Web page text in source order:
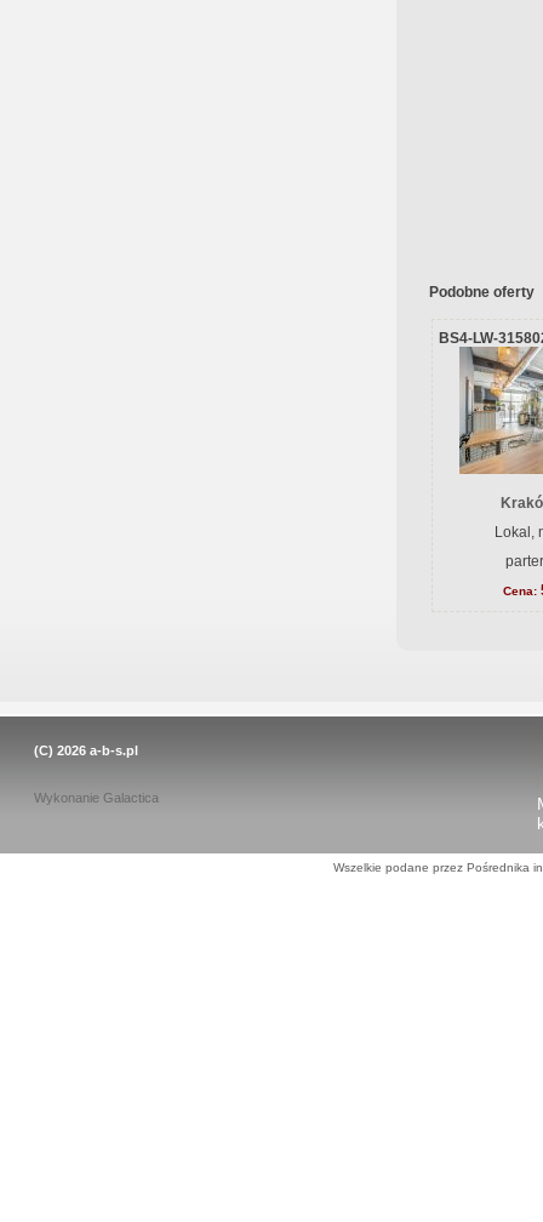
Podobne oferty
BS4-LW-
Lokal,
Cena:
(C) 2026 a-b-s.pl
Wykonanie Galactica
Wszelkie podane przez Pośrednika